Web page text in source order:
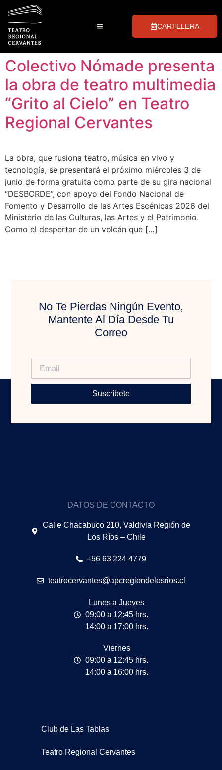
CARTELERA
Colectivo Nómade presenta
la obra de teatro multimedia
“Grito al Cielo” en Teatro
Regional Cervantes
La obra, que fusiona teatro, música en vivo y
tecnología, se presentará el próximo miércoles 3 de
junio de forma gratuita como parte de su gira nacional
“DESBORDE”, con apoyo del Fondo Nacional de
Fomento y Desarrollo de las Artes Escénicas 2026 del
Ministerio de las Culturas, las Artes y el Patrimonio.
Como el despertar de un volcán que […]
No Te Pierdas Ningún Evento,
Mantente Al Día Desde Tu
Correo
Suscríbete
DATOS DE CONTACTO
Calle Chacabuco 210, Valdivia Región de
Los Ríos – Chile
+56 63 224 4779
teatrocervantes@apcregiondelosrios.cl
Lunes a Jueves
09:00 a 12:45 hrs.
14:00 a 17:00 hrs.
Viernes
09:00 a 12:45 hrs.
14:00 a 16:00 hrs.
Club de Las Tablas
Teatro Regional Cervantes